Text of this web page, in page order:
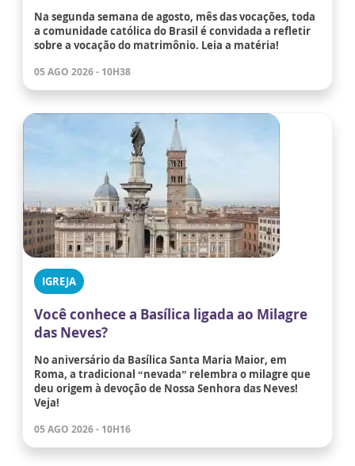
Na segunda semana de agosto, mês das vocações, toda
a comunidade católica do Brasil é convidada a refletir
sobre a vocação do matrimônio. Leia a matéria!
05 AGO 2026 - 10H38
IGREJA
Você conhece a Basílica ligada ao Milagre
das Neves?
No aniversário da Basílica Santa Maria Maior, em
Roma, a tradicional “nevada” relembra o milagre que
deu origem à devoção de Nossa Senhora das Neves!
Veja!
05 AGO 2026 - 10H16